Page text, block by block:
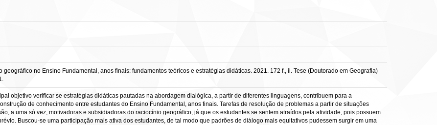
geográfico no Ensino Fundamental, anos finais: fundamentos teóricos e estratégias didáticas. 2021. 172 f., il. Tese (Doutorado em Geografia)
objetivo verificar se estratégias didáticas pautadas na abordagem dialógica, a partir de diferentes linguagens, contribuem para a
de conhecimento entre estudantes do Ensino Fundamental, anos finais. Tarefas de resolução de problemas a partir de situações
a uma só vez, motivadoras e subsidiadoras do raciocínio geográfico, já que os estudantes se sentem atraídos pela atividade, pois possuem
Buscou-se uma participação mais ativa dos estudantes, de tal modo que padrões de diálogo mais equitativos pudessem surgir em uma